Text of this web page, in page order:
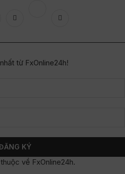
từ FxOnline24h!
về FxOnline24h.